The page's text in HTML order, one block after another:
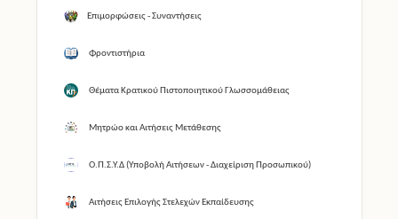
Επιμορφώσεις - Συναντήσεις
Φροντιστήρια
Θέματα Κρατικού Πιστοποιητικού Γλωσσομάθειας
Μητρώο και Αιτήσεις Μετάθεσης
Ο.Π.Σ.Υ.Δ (Υποβολή Αιτήσεων - Διαχείριση Προσωπικού)
Αιτήσεις Επιλογής Στελεχών Εκπαίδευσης